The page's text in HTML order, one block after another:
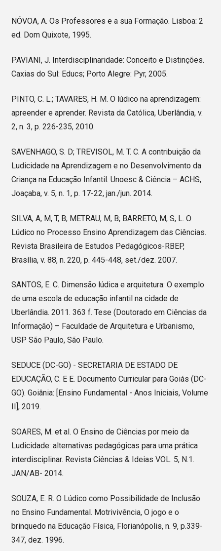
NÓVOA, A. Os Professores e a sua Formação. Lisboa: 2
ed. Dom Quixote, 1995.
PAVIANI, J. Interdisciplinaridade: Conceito e Distinções.
Caxias do Sul: Educs; Porto Alegre: Pyr, 2005.
PINTO, C. L.; TAVARES, H. M. O lúdico na aprendizagem:
apreender e aprender. Revista da Católica, Uberlândia, v.
2, n. 3, p. 226-235, 2010.
SAVENHAGO, S. D; TREVISOL, M. T. C. A contribuição da
Ludicidade na Aprendizagem e no Desenvolvimento da
Criança na Educação Infantil. Unoesc & Ciência – ACHS,
Joaçaba, v. 5, n. 1, p. 17-22, jan./jun. 2014.
SILVA, A, M, T, B; METRAU, M, B; BARRETO, M, S, L. O
Lúdico no Processo Ensino Aprendizagem das Ciências.
Revista Brasileira de Estudos Pedagógicos-RBEP,
Brasília, v. 88, n. 220, p. 445-448, set./dez. 2007.
SANTOS, E. C. Dimensão lúdica e arquitetura: O exemplo
de uma escola de educação infantil na cidade de
Uberlândia. 2011. 363 f. Tese (Doutorado em Ciências da
Informação) – Faculdade de Arquitetura e Urbanismo,
USP São Paulo, São Paulo.
SEDUCE (DC-GO) - SECRETARIA DE ESTADO DE
EDUCAÇÃO, C. E E. Documento Curricular para Goiás (DC-
GO). Goiânia: [Ensino Fundamental - Anos Iniciais, Volume
II], 2019.
SOARES, M. et al. O Ensino de Ciências por meio da
Ludicidade: alternativas pedagógicas para uma prática
interdisciplinar. Revista Ciências & Ideias VOL. 5, N.1.
JAN/AB- 2014.
SOUZA, E. R. O Lúdico como Possibilidade de Inclusão
no Ensino Fundamental. Motrivivência, O jogo e o
brinquedo na Educação Física, Florianópolis, n. 9, p.339-
347, dez. 1996.